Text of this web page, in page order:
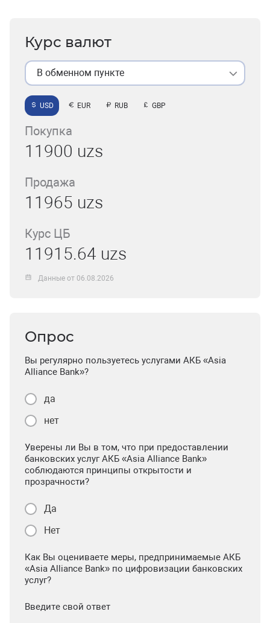
Курс валют
В обменном пункте
USD EUR RUB GBP
Покупка
11900 uzs
Продажа
11965 uzs
Курс ЦБ
11915.64 uzs
Данные от 06.08.2026
Опрос
Вы регулярно пользуетесь услугами АКБ «Asia
Alliance Bank»?
да
нет
Уверены ли Вы в том, что при предоставлении
банковских услуг АКБ «Asia Alliance Bank»
соблюдаются принципы открытости и
прозрачности?
Да
Нет
Как Вы оцениваете меры, предпринимаемые АКБ
«Asia Alliance Bank» по цифровизации банковских
услуг?
Введите свой ответ